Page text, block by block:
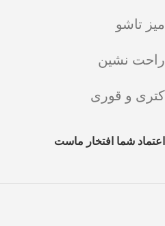
میز تاشو
راحت نشین
کتری و قوری
اعتماد شما افتخار ماست